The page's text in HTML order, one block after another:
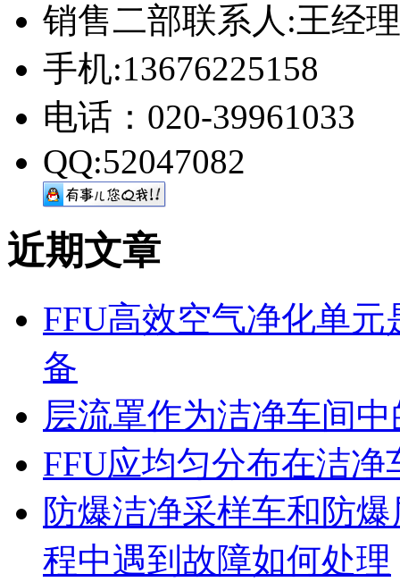
销售二部联系人:王经理
手机:13676225158
电话：020-39961033
QQ:52047082
近期文章
FFU高效空气净化单
备
层流罩作为洁净车间
FFU应均匀分布在洁
防爆洁净采样车和防
程中遇到故障如何处理